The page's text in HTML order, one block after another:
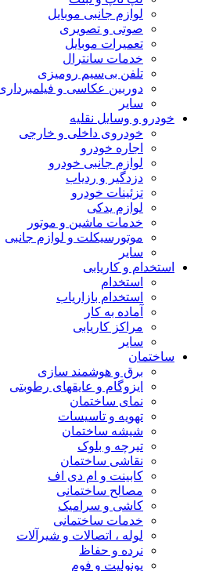
لوازم جانبی موبایل
صوتی و تصویری
تعمیرات موبایل
خدمات سانترال
تلفن بی‌سیم رومیزی
دوربین عکاسی و
سایر
خودرو و وسایل نقلیه
خودروی داخلی و خارجی
اجاره خودرو
لوازم جانبی خودرو
دزدگیر و ردیاب
تزئینات خودرو
لوازم یدکی
خدمات ماشین و موتور
موتورسیکلت و لوازم جانبی
سایر
استخدام و کاریابی
استخدام
استخدام بازاریاب
آماده به کار
مراکز کاریابی
سایر
ساختمان
برق و هوشمند سازی
ایزوگام و عایقهای رطوبتی
نمای ساختمان
تهویه و تاسیسات
شیشه ساختمان
تیرچه و بلوک
نقاشی ساختمان
کابینت و ام دی اف
مصالح ساختمانی
کاشی و سرامیک
خدمات ساختمانی
لوله ، اتصالات و شیرآلات
نرده و حفاظ
یونولیت و فوم